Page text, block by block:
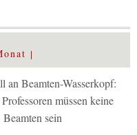
an Beamten-Wasserkopf:
müssen keine
Beamten sein